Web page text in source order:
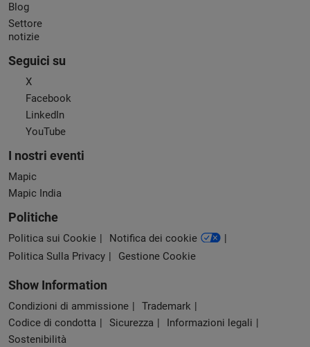
Blog
Settore
notizie
Seguici su
X
Facebook
LinkedIn
YouTube
I nostri eventi
Mapic
Mapic India
Politiche
Politica sui Cookie
Notifica dei cookie
Politica Sulla Privacy
Gestione Cookie
Show Information
Condizioni di ammissione
Trademark
Codice di condotta
Sicurezza
Informazioni legali
Sostenibilità